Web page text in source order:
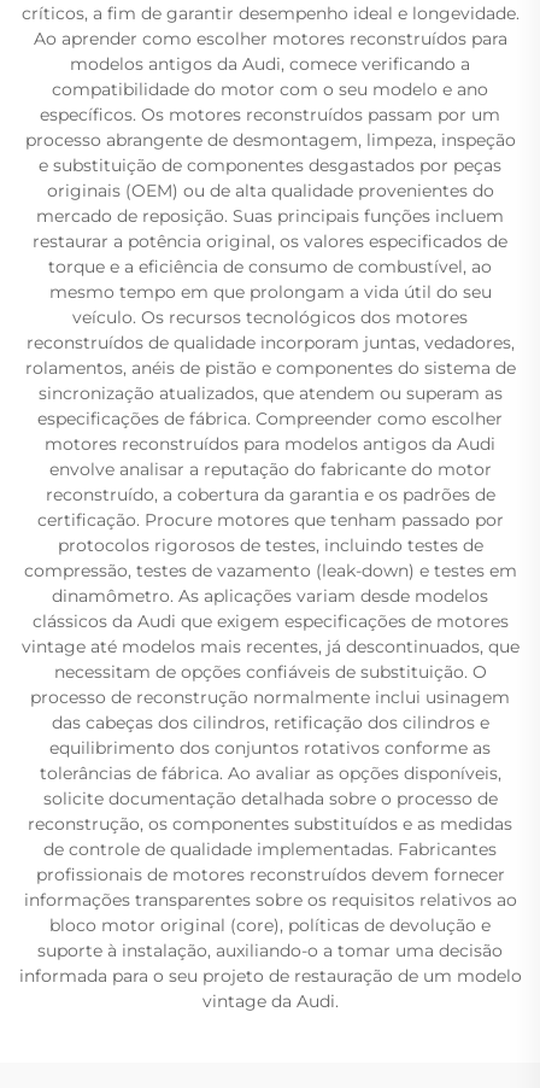
críticos, a fim de garantir desempenho ideal e longevidade.
Ao aprender como escolher motores reconstruídos para
modelos antigos da Audi, comece verificando a
compatibilidade do motor com o seu modelo e ano
específicos. Os motores reconstruídos passam por um
processo abrangente de desmontagem, limpeza, inspeção
e substituição de componentes desgastados por peças
originais (OEM) ou de alta qualidade provenientes do
mercado de reposição. Suas principais funções incluem
restaurar a potência original, os valores especificados de
torque e a eficiência de consumo de combustível, ao
mesmo tempo em que prolongam a vida útil do seu
veículo. Os recursos tecnológicos dos motores
reconstruídos de qualidade incorporam juntas, vedadores,
rolamentos, anéis de pistão e componentes do sistema de
sincronização atualizados, que atendem ou superam as
especificações de fábrica. Compreender como escolher
motores reconstruídos para modelos antigos da Audi
envolve analisar a reputação do fabricante do motor
reconstruído, a cobertura da garantia e os padrões de
certificação. Procure motores que tenham passado por
protocolos rigorosos de testes, incluindo testes de
compressão, testes de vazamento (leak-down) e testes em
dinamômetro. As aplicações variam desde modelos
clássicos da Audi que exigem especificações de motores
vintage até modelos mais recentes, já descontinuados, que
necessitam de opções confiáveis de substituição. O
processo de reconstrução normalmente inclui usinagem
das cabeças dos cilindros, retificação dos cilindros e
equilibrimento dos conjuntos rotativos conforme as
tolerâncias de fábrica. Ao avaliar as opções disponíveis,
solicite documentação detalhada sobre o processo de
reconstrução, os componentes substituídos e as medidas
de controle de qualidade implementadas. Fabricantes
profissionais de motores reconstruídos devem fornecer
informações transparentes sobre os requisitos relativos ao
bloco motor original (core), políticas de devolução e
suporte à instalação, auxiliando-o a tomar uma decisão
informada para o seu projeto de restauração de um modelo
vintage da Audi.